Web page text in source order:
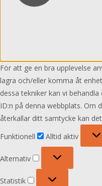
För att ge en bra upplevelse
lagra och/eller komma åt
dessa tekniker kan vi
ID:n på denna webbplats. Om
återkallar ditt samtycke kan
Funktionell
Alltid aktiv
Alternativ
Statistik